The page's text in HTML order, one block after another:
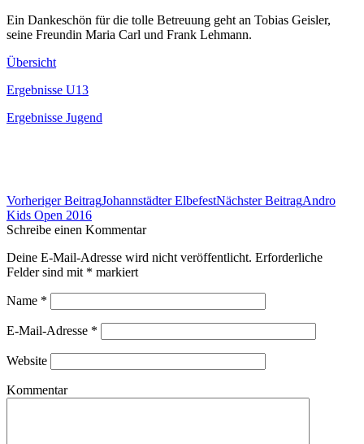
Ein Dankeschön für die tolle Betreuung geht an Tobias Geisler,
seine Freundin Maria Carl und Frank Lehmann.
Übersicht
Ergebnisse U13
Ergebnisse Jugend
Beitrags-
Navigation
Vorheriger BeitragJohannstädter ElbefestNächster BeitragAndro
Kids Open 2016
Schreibe einen Kommentar
Deine E-Mail-Adresse wird nicht veröffentlicht. Erforderliche
Felder sind mit * markiert
Name *
E-Mail-Adresse *
Website
Kommentar